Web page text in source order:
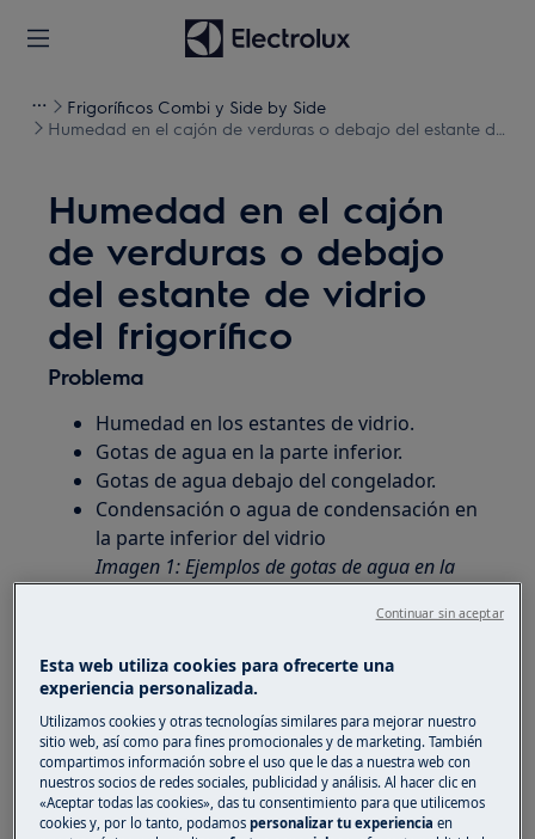
Frigoríficos Combi y Side by Side
Humedad en el cajón de verduras o debajo del estante de
Humedad en el cajón
de verduras o debajo
del estante de vidrio
del frigorífico
Problema
Humedad en los estantes de vidrio.
Gotas de agua en la parte inferior.
Gotas de agua debajo del congelador.
Condensación o agua de condensación en
la parte inferior del vidrio
Imagen 1: Ejemplos de gotas de agua en la
Esta web utiliza cookies para ofrecerte una
experiencia personalizada.
Utilizamos cookies y otras tecnologías similares para mejorar nuestro
sitio web, así como para fines promocionales y de marketing. También
compartimos información sobre el uso que le das a nuestra web con
nuestros socios de redes sociales, publicidad y análisis. Al hacer clic en
«Aceptar todas las cookies», das tu consentimiento para que utilicemos
cookies y, por lo tanto, podamospersonalizar tu experienciaen
Continuar sin aceptar